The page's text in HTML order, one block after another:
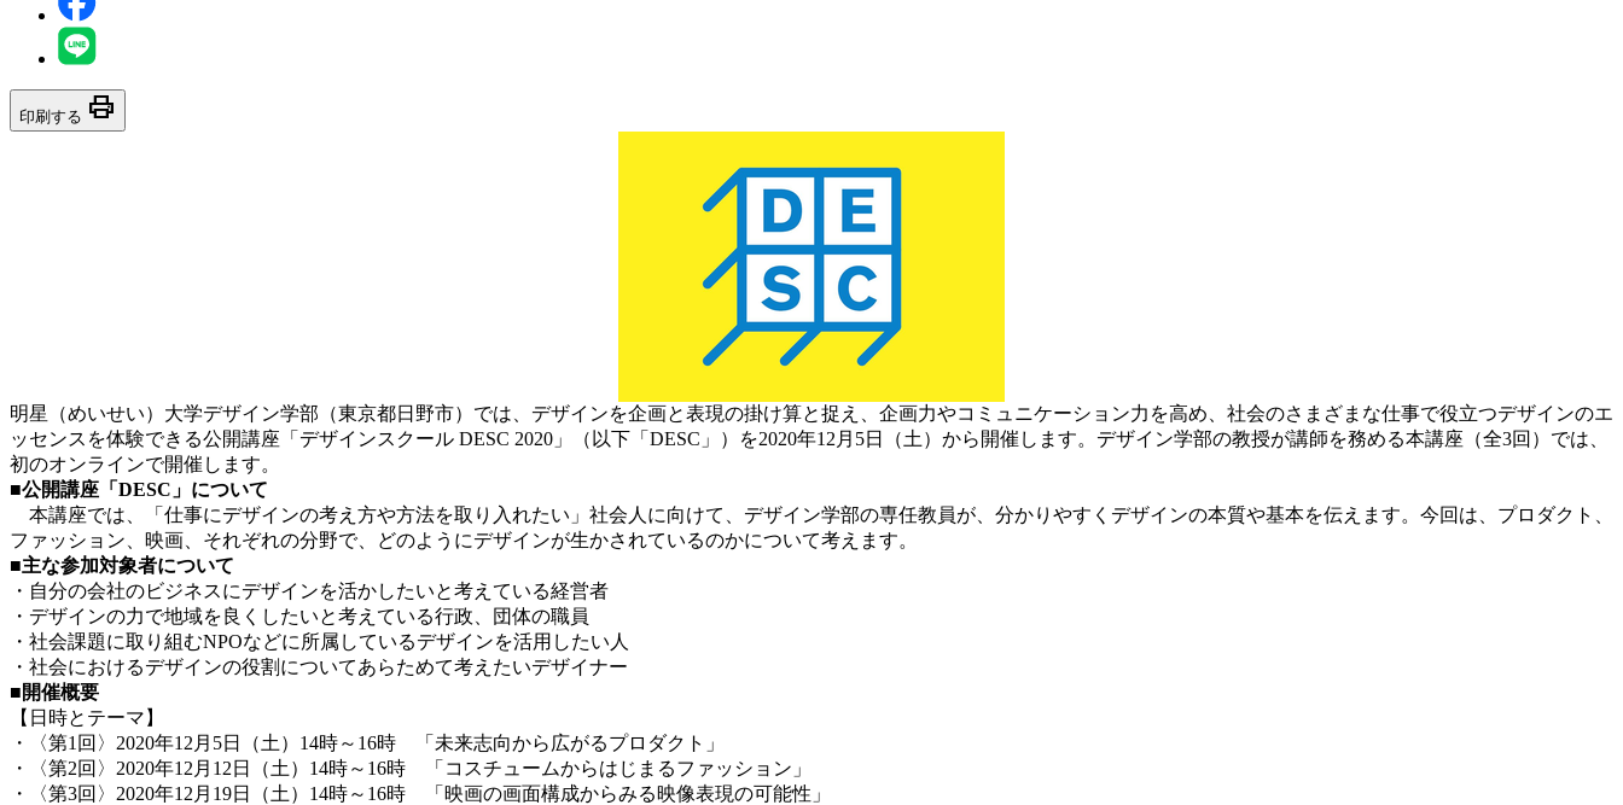
印刷する print
明星（めいせい）大学デザイン学部（東京都日野市）では、デザインを企画と表現の掛け算と捉え、企画力やコミュニケーション力を高め、社会のさまざまな仕事で役立つデザインのエ
ッセンスを体験できる公開講座「デザインスクール DESC 2020」（以下「DESC」）を2020年12月5日（土）から開催します。デザイン学部の教授が講師を務める本講座（全3回）では、
初のオンラインで開催します。
■公開講座「DESC」について
本講座では、「仕事にデザインの考え方や方法を取り入れたい」社会人に向けて、デザイン学部の専任教員が、分かりやすくデザインの本質や基本を伝えます。今回は、プロダクト、
ファッション、映画、それぞれの分野で、どのようにデザインが生かされているのかについて考えます。
■主な参加対象者について
・自分の会社のビジネスにデザインを活かしたいと考えている経営者
・デザインの力で地域を良くしたいと考えている行政、団体の職員
・社会課題に取り組むNPOなどに所属しているデザインを活用したい人
・社会におけるデザインの役割についてあらためて考えたいデザイナー
■開催概要
【日時とテーマ】
・〈第1回〉2020年12月5日（土）14時～16時 「未来志向から広がるプロダクト」
・〈第2回〉2020年12月12日（土）14時～16時 「コスチュームからはじまるファッション」
・〈第3回〉2020年12月19日（土）14時～16時 「映画の画面構成からみる映像表現の可能性」